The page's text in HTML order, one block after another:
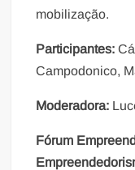
mobilização.
Participantes:
Campodonico,
Moderadora:
Fórum